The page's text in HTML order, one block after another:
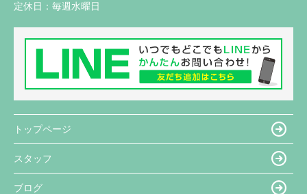
定休日： 毎週水曜日
トップページ
スタッフ
ブログ